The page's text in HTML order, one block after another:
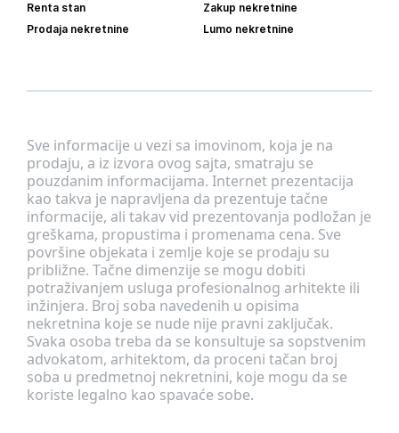
Sve informacije u vezi sa imovinom, koja je na
prodaju, a iz izvora ovog sajta, smatraju se
pouzdanim informacijama. Internet prezentacija
kao takva je napravljena da prezentuje tačne
informacije, ali takav vid prezentovanja podložan je
greškama, propustima i promenama cena. Sve
površine objekata i zemlje koje se prodaju su
približne. Tačne dimenzije se mogu dobiti
potraživanjem usluga profesionalnog arhitekte ili
inžinjera. Broj soba navedenih u opisima
nekretnina koje se nude nije pravni zaključak.
Svaka osoba treba da se konsultuje sa sopstvenim
advokatom, arhitektom, da proceni tačan broj
soba u predmetnoj nekretnini, koje mogu da se
koriste legalno kao spavaće sobe.
Renta stan
Zakup nekretnine
Prodaja nekretnine
Lumo nekretnine